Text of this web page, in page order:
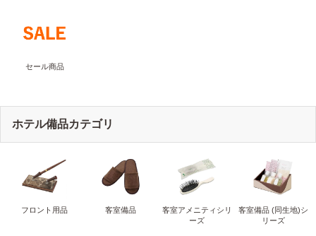
セール商品
ホテル備品カテゴリ
フロント用品 客室備品
客室アメニティシリ
ーズ
客室備品 (同生地)シ
リーズ